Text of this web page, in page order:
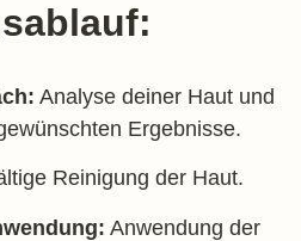
Analyse deiner Haut und
Ergebnisse.
Reinigung der Haut.
Anwendung der